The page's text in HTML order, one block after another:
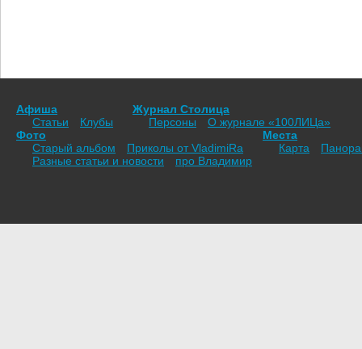
Афиша
Статьи
Клубы
Журнал Столица
Персоны
О журнале «100ЛИЦа»
Фото
Старый альбом
Приколы от VladimiRа
Места
Карта
Разные статьи и новости
про Владимир